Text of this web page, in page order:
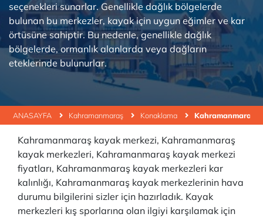
ANASAYFA Kahramanmaraş Konaklama Kahramanmaraş
seçenekleri sunarlar. Genellikle dağlık bölgelerde
bulunan bu merkezler, kayak için uygun eğimler ve kar
örtüsüne sahiptir. Bu nedenle, genellikle dağlık
bölgelerde, ormanlık alanlarda veya dağların
eteklerinde bulunurlar.
Kahramanmaraş kayak merkezi, Kahramanmaraş
kayak merkezleri, Kahramanmaraş kayak merkezi
fiyatları, Kahramanmaraş kayak merkezleri kar
kalınlığı, Kahramanmaraş kayak merkezlerinin hava
durumu bilgilerini sizler için hazırladık. Kayak
merkezleri kış sporlarına olan ilgiyi karşılamak için